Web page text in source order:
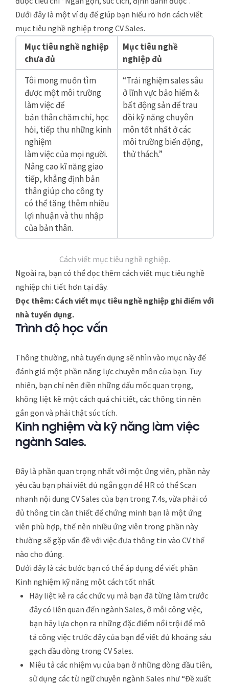
Dưới đây là một ví dụ để giúp bạn hiểu rõ hơn cách viết
mục tiêu nghề nghiệp trong CV Sales.
Mục tiêu nghề nghiệp
chưa đủ
Mục tiêu nghề
nghiệp đủ
Tôi mong muốn tìm
được một môi trường
làm việc để
bản thân chăm chỉ, học
hỏi, tiếp thu những kinh
nghiệm
làm việc của mọi người.
Nâng cao kĩ năng giao
tiếp, khẳng định bản
thân giúp cho công ty
có thể tăng thêm nhiều
lợi nhuận và thu nhập
của bản thân.
“Trải nghiệm sales sâu
ở lĩnh vực bảo hiểm &
bất động sản để trau
dồi kỹ năng chuyên
môn tốt nhất ở các
môi trường biến động,
thử thách.”
Cách viết mục tiêu nghề nghiệp.
Ngoài ra, bạn có thể đọc thêm cách viết mục tiêu nghề
nghiệp chi tiết hơn tại đây.
Đọc thêm: Cách viết mục tiêu nghề nghiệp ghi điểm với
nhà tuyển dụng.
Trình độ học vấn
Thông thường, nhà tuyển dụng sẽ nhìn vào mục này để
đánh giá một phần năng lực chuyên môn của bạn. Tuy
nhiên, bạn chỉ nên điền những dấu mốc quan trọng,
không liệt kê một cách quá chi tiết, các thông tin nên
gắn gọn và phải thật súc tích.
Kinh nghiệm và kỹ năng làm việc
ngành Sales.
Đây là phần quan trọng nhất với một ứng viên, phần này
yêu cầu bạn phải viết đủ ngắn gọn để HR có thể Scan
nhanh nội dung CV Sales của bạn trong 7.4s, vừa phải có
đủ thông tin cần thiết để chứng minh bạn là một ứng
viên phù hợp, thế nên nhiều ứng viên trong phần này
thường sẽ gặp vấn đề với việc đưa thông tin vào CV thế
nào cho đúng.
Dưới đây là các bước bạn có thể áp dụng để viết phần
Kinh nghiệm kỹ năng một cách tốt nhất
Hãy liệt kê ra các chức vụ mà bạn đã từng làm trước
đây có liên quan đến ngành Sales, ở mỗi công việc,
bạn hãy lựa chọn ra những đặc điểm nổi trội để mô
tả công việc trước đây của bạn để viết đủ khoảng sáu
gạch đầu dòng trong CV Sales.
Miêu tả các nhiệm vụ của bạn ở những dòng đầu tiên,
sử dụng các từ ngữ chuyên ngành Sales như “Đề xuất